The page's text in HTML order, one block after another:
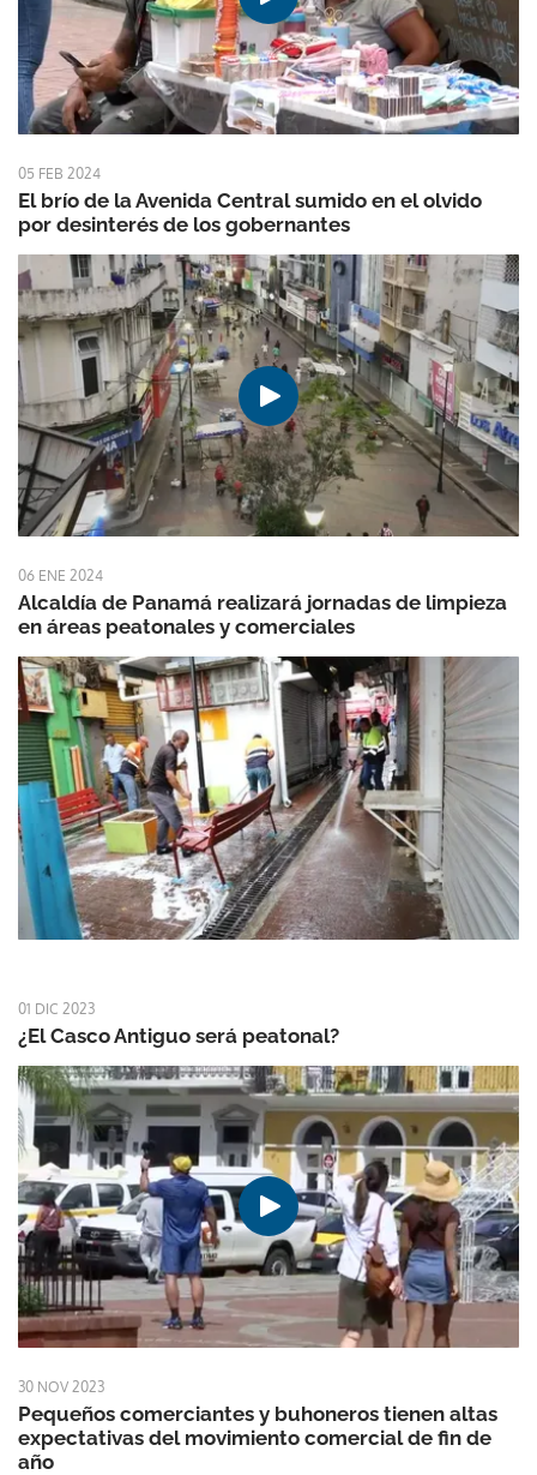
05 FEB 2024
El brío de la Avenida Central sumido en el olvido
por desinterés de los gobernantes
06 ENE 2024
Alcaldía de Panamá realizará jornadas de limpieza
en áreas peatonales y comerciales
01 DIC 2023
¿El Casco Antiguo será peatonal?
30 NOV 2023
Pequeños comerciantes y buhoneros tienen altas
expectativas del movimiento comercial de fin de
año